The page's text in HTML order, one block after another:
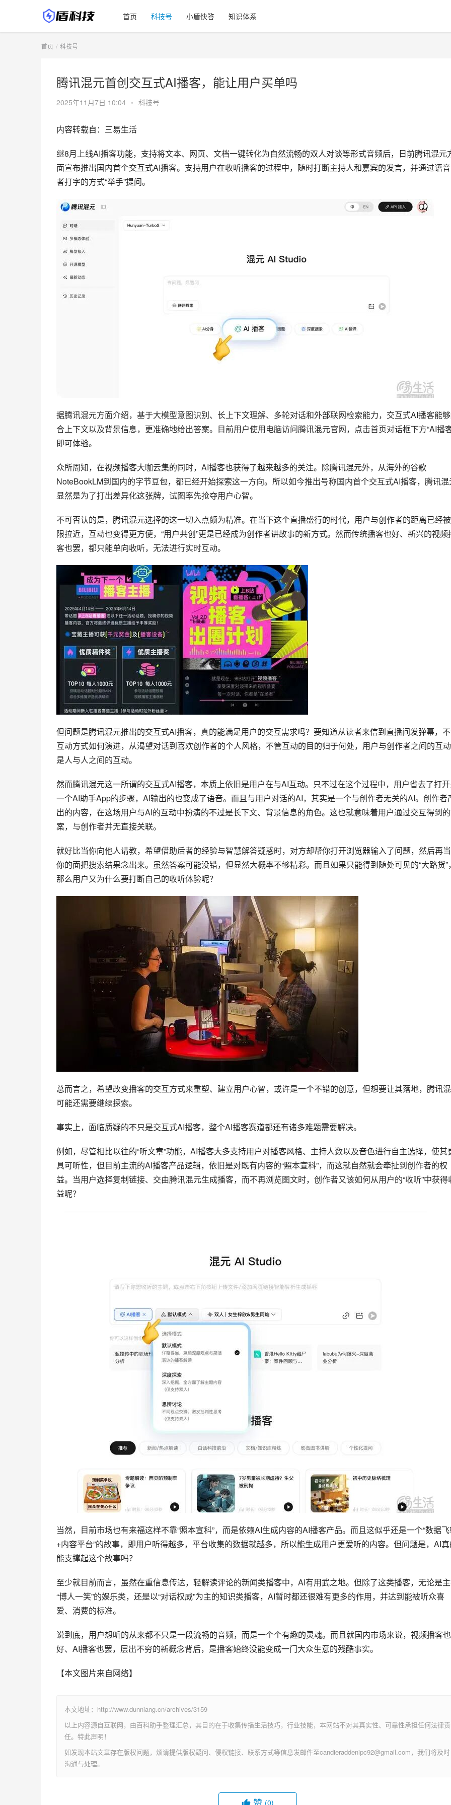
首页 科技号 小盾快答 知识体系
首页 科技号
腾讯混元首创交互式AI播客，能让用户买单吗
2025年11月7日 10:04 • 科技号
内容转载自：三易生活
继8月上线AI播客功能，支持将文本、网页、文档一键转化为自然流畅的双人对谈等形式音频后，日前腾讯混元
面宣布推出国内首个交互式AI播客。支持用户在收听播客的过程中，随时打断主持人和嘉宾的发言，并通过语
者打字的方式“举手”提问。
据腾讯混元方面介绍，基于大模型意图识别、长上下文理解、多轮对话和外部联网检索能力，交互式AI播客能
合上下文以及背景信息，更准确地给出答案。目前用户使用电脑访问腾讯混元官网，点击首页对话框下方“AI播
即可体验。
众所周知，在视频播客大咖云集的同时，AI播客也获得了越来越多的关注。除腾讯混元外，从海外的谷歌
NoteBookLM到国内的字节豆包，都已经开始探索这一方向。所以如今推出号称国内首个交互式AI播客，腾讯
显然是为了打出差异化这张牌，试图率先抢夺用户心智。
不可否认的是，腾讯混元选择的这一切入点颇为精准。在当下这个直播盛行的时代，用户与创作者的距离已经
限拉近，互动也变得更方便，“用户共创”更是已经成为创作者讲故事的新方式。然而传统播客也好、新兴的视频
客也罢，都只能单向收听，无法进行实时互动。
但问题是腾讯混元推出的交互式AI播客，真的能满足用户的交互需求吗？要知道从读者来信到直播间发弹幕，
互动方式如何演进，从渴望对话到喜欢创作者的个人风格，不管互动的目的归于何处，用户与创作者之间的互
是人与人之间的互动。
然而腾讯混元这一所谓的交互式AI播客，本质上依旧是用户在与AI互动。只不过在这个过程中，用户省去了打
一个AI助手App的步骤，AI输出的也变成了语音。而且与用户对话的AI，其实是一个与创作者无关的AI。创作者
出的内容，在这场用户与AI的互动中扮演的不过是长下文、背景信息的角色。这也就意味着用户通过交互得到
案，与创作者并无直接关联。
就好比当你向他人请教，希望借助后者的经验与智慧解答疑惑时，对方却帮你打开浏览器输入了问题，然后再
你的面把搜索结果念出来。虽然答案可能没错，但显然大概率不够精彩。而且如果只能得到随处可见的“大路货”
那么用户又为什么要打断自己的收听体验呢？
总而言之，希望改变播客的交互方式来重塑、建立用户心智，或许是一个不错的创意，但想要让其落地，腾讯
可能还需要继续探索。
事实上，面临质疑的不只是交互式AI播客，整个AI播客赛道都还有诸多难题需要解决。
例如，尽管相比以往的“听文章”功能，AI播客大多支持用户对播客风格、主持人数以及音色进行自主选择，使其
具可听性，但目前主流的AI播客产品逻辑，依旧是对既有内容的“照本宣科”，而这就自然就会牵扯到创作者的权
益。当用户选择复制链接、交由腾讯混元生成播客，而不再浏览图文时，创作者又该如何从用户的“收听”中获得
益呢？
当然，目前市场也有来福这样不靠“照本宣科”，而是依赖AI生成内容的AI播客产品。而且这似乎还是一个“数据
+内容平台”的故事，即用户听得越多，平台收集的数据就越多，所以能生成用户更爱听的内容。但问题是，AI
能支撑起这个故事吗？
至少就目前而言，虽然在重信息传达，轻解读评论的新闻类播客中，AI有用武之地。但除了这类播客，无论是
“博人一笑”的娱乐类，还是以“对话权威”为主的知识类播客，AI暂时都还很难有更多的作用，并达到能被听众喜
爱、消费的标准。
说到底，用户想听的从来都不只是一段流畅的音频，而是一个个有趣的灵魂。而且就国内市场来说，视频播客也
好、AI播客也罢，层出不穷的新概念背后，是播客始终没能变成一门大众生意的残酷事实。
【本文图片来自网络】
本文地址：http://www.dunniang.cn/archives/3159
以上内容源自互联网，由百科助手整理汇总，其目的在于收集传播生活技巧，行业技能，本网站不对其真实性、可靠性承担任何法律责
任。特此声明！
如发现本站文章存在版权问题，烦请提供版权疑问、侵权链接、联系方式等信息发邮件至candieraddenipc92@gmail.com，我们将及时
沟通与处理。
(0)